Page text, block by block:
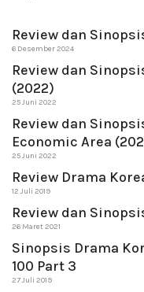
Review dan
6 Desember 2024
Review dan
(2022)
25 Juni 2022
Review dan
Economic Area
25 Juni 2022
Review Drama
12 Juli 2019
Review dan
26 Maret 2021
Sinopsis Drama
100 Part 3
27 Juli 2019